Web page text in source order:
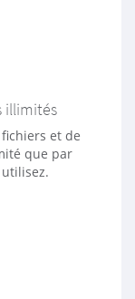
illimités
et de
que par